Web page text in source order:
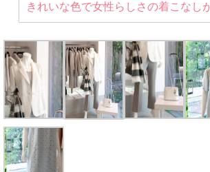
きれいな色で女性らしさの着こなし